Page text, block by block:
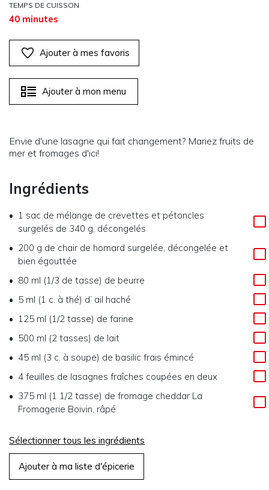
TEMPS DE CUISSON
40 minutes
Ajouter à mes favoris
Ajouter à mon menu
Envie d'une lasagne qui fait changement? Mariez fruits de
mer et fromages d'ici!
Ingrédients
1 sac de mélange de crevettes et pétoncles
surgelés de 340 g, décongelés
200 g de chair de homard surgelée, décongelée et
bien égouttée
80 ml (1/3 de tasse) de beurre
5 ml (1 c. à thé) d’ ail haché
125 ml (1/2 tasse) de farine
500 ml (2 tasses) de lait
45 ml (3 c. à soupe) de basilic frais émincé
4 feuilles de lasagnes fraîches coupées en deux
375 ml (1 1/2 tasse) de fromage cheddar La
Fromagerie Boivin, râpé
Sélectionner tous les ingrédients
Ajouter à ma liste d'épicerie